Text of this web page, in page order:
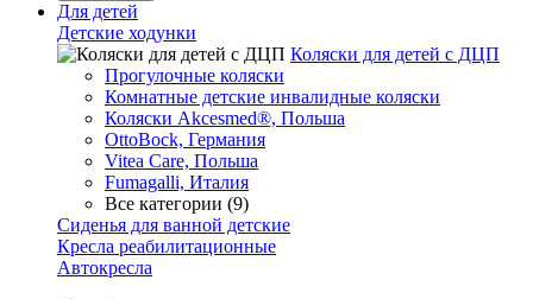
Для детей
Детские ходунки
Коляски для детей с ДЦП
Прогулочные коляски
Комнатные детские инвалидные коляски
Коляски Akcesmed®, Польша
OttoBock, Германия
Vitea Care, Польша
Fumagalli, Италия
Все категории (9)
Сиденья для ванной детские
Кресла реабилитационные
Автокресла